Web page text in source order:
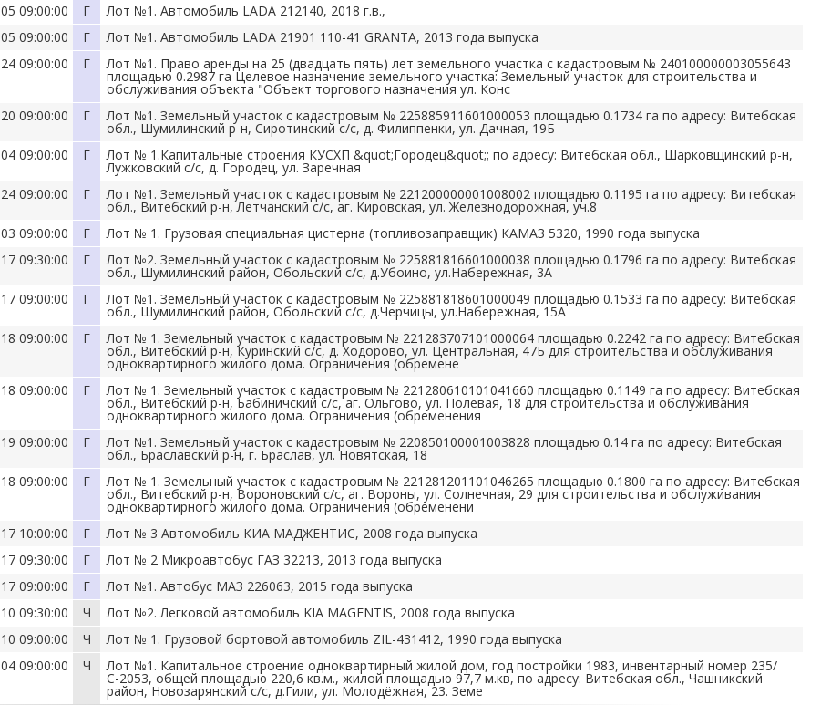
09:00:00
Г
Лот №1. Автомобиль LADA 212140, 2018 г.в.,
09:00:00
Г
Лот №1. Автомобиль LADA 21901 110-41 GRANTA, 2013 года выпуска
09:00:00
Г Лот №1. Право аренды на 25 (двадцать пять) лет земельного участка с кадастровым № 240100000003055643
площадью 0.2987 га Целевое назначение земельного участка: Земельный участок для строительства и
обслуживания объекта "Объект торгового назначения ул. Конс
09:00:00
Г Лот №1. Земельный участок с кадастровым № 225885911601000053 площадью 0.1734 га по адресу: Витебская
обл., Шумилинский р-н, Сиротинский с/с, д. Филиппенки, ул. Дачная, 19Б
09:00:00
Г Лот № 1.Капитальные строения КУСХП &quot;Городец&quot;; по адресу: Витебская обл., Шарковщинский р-н,
Лужковский с/с, д. Городец, ул. Заречная
09:00:00
Г Лот №1. Земельный участок с кадастровым № 221200000001008002 площадью 0.1195 га по адресу: Витебская
обл., Витебский р-н, Летчанский с/с, аг. Кировская, ул. Железнодорожная, уч.8
09:00:00
Г
Лот № 1. Грузовая специальная цистерна (топливозаправщик) КАМАЗ 5320, 1990 года выпуска
09:30:00
Г Лот №2. Земельный участок с кадастровым № 225881816601000038 площадью 0.1796 га по адресу: Витебская
обл., Шумилинский район, Обольский с/с, д.Убоино, ул.Набережная, 3А
09:00:00
Г Лот №1. Земельный участок с кадастровым № 225881818601000049 площадью 0.1533 га по адресу: Витебская
обл., Шумилинский район, Обольский с/с, д.Черчицы, ул.Набережная, 15А
09:00:00
Г Лот № 1. Земельный участок с кадастровым № 221283707101000064 площадью 0.2242 га по адресу: Витебская
обл., Витебский р-н, Куринский с/с, д. Ходорово, ул. Центральная, 47Б для строительства и обслуживания
одноквартирного жилого дома. Ограничения (обремене
09:00:00
Г Лот № 1. Земельный участок с кадастровым № 221280610101041660 площадью 0.1149 га по адресу: Витебская
обл., Витебский р-н, Бабиничский с/с, аг. Ольгово, ул. Полевая, 18 для строительства и обслуживания
одноквартирного жилого дома. Ограничения (обременения
09:00:00
Г Лот №1. Земельный участок с кадастровым № 220850100001003828 площадью 0.14 га по адресу: Витебская
обл., Браславский р-н, г. Браслав, ул. Новятская, 18
09:00:00
Г Лот № 1. Земельный участок с кадастровым № 221281201101046265 площадью 0.1800 га по адресу: Витебская
обл., Витебский р-н, Вороновский с/с, аг. Вороны, ул. Солнечная, 29 для строительства и обслуживания
одноквартирного жилого дома. Ограничения (обременени
10:00:00
Г
Лот № 3 Автомобиль КИА МАДЖЕНТИС, 2008 года выпуска
09:30:00
Г
Лот № 2 Микроавтобус ГАЗ 32213, 2013 года выпуска
09:00:00
Г
Лот №1. Автобус МАЗ 226063, 2015 года выпуска
09:30:00
Ч
Лот №2. Легковой автомобиль KIA MAGENTIS, 2008 года выпуска
09:00:00
Ч
Лот № 1. Грузовой бортовой автомобиль ZIL-431412, 1990 года выпуска
09:00:00
Ч Лот №1. Капитальное строение одноквартирный жилой дом, год постройки 1983, инвентарный номер 235/
С-2053, общей площадью 220,6 кв.м., жилой площадью 97,7 м.кв, по адресу: Витебская обл., Чашникский
район, Новозарянский с/с, д.Гили, ул. Молодёжная, 23. Земе